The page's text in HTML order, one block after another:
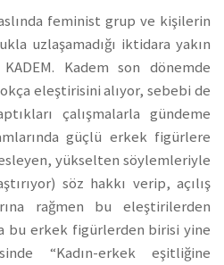
aslında feminist grup ve kişilerin
uzlaşamadığı iktidara yakın
Kadem son dönemde
eleştirisini alıyor, sebebi de
çalışmalarla gündeme
güçlü erkek figürlere
yükselten söylemleriyle
söz hakkı verip, açılış
rağmen bu eleştirilerden
bu erkek figürlerden birisi yine
“Kadın-erkek eşitliğine